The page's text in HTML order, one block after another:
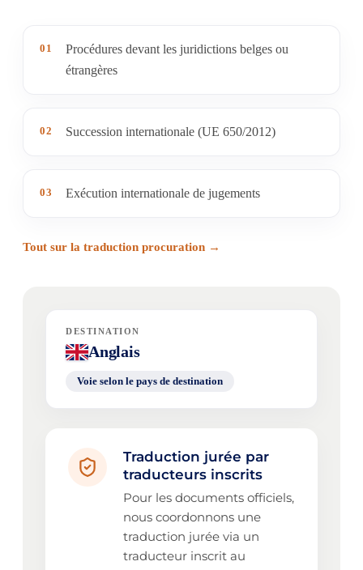
01
Procédures devant les juridictions belges ou
étrangères
02 Succession internationale (UE 650/2012)
03 Exécution internationale de jugements
Tout sur la traduction procuration →
DESTINATION
Anglais
Voie selon le pays de destination
Traduction jurée par
traducteurs inscrits
Pour les documents officiels,
nous coordonnons une
traduction jurée via un
traducteur inscrit au